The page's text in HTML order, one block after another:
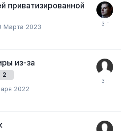
Марта 2023
из-за
2
2022